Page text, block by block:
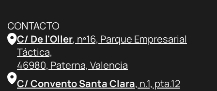
CONTACTO
C/ De l'Oller, nº16, Parque Empresarial
Táctica,
46980, Paterna, Valencia
C/ Convento Santa Clara, n.1, pta.12